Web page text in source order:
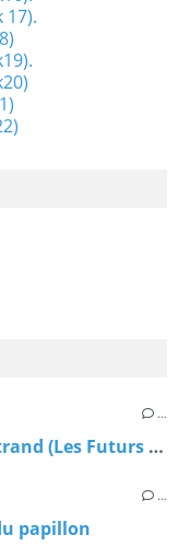
…
Interview de l'éditrice Corinne Bertrand (Les Futurs de Liu Cixin)
…
papillon
17).